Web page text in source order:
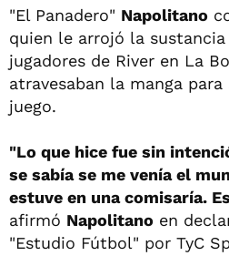
"El Panadero" Napolitano
quien le arrojó la
jugadores de River en La
atravesaban la manga
juego.
"Lo que hice fue sin
se sabía se me venía el
estuve en una comisaría.
afirmó Napolitano en
"Estudio Fútbol" por TyC